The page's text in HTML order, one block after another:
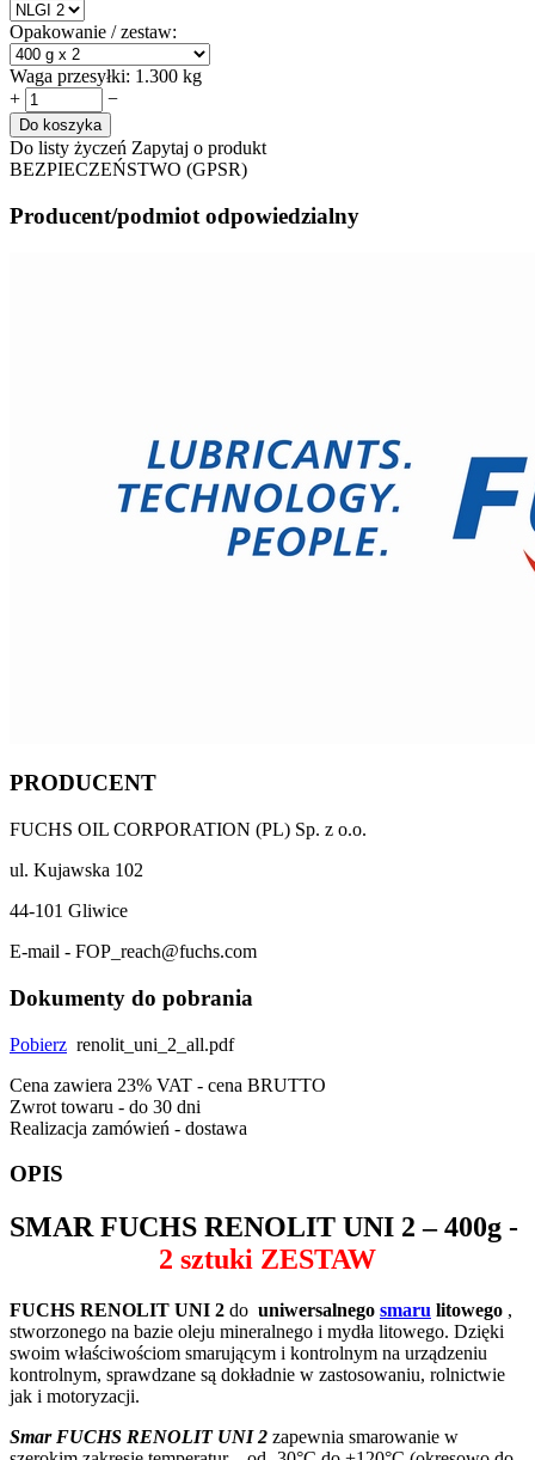
Opakowanie / zestaw:
Waga przesyłki: 1.300 kg
+
−
Do koszyka
Do listy życzeń Zapytaj o produkt
BEZPIECZEŃSTWO (GPSR)
Producent/podmiot odpowiedzialny
PRODUCENT
FUCHS OIL CORPORATION (PL) Sp. z o.o.
ul. Kujawska 102
44-101 Gliwice
E-mail - FOP_reach@fuchs.com
Dokumenty do pobrania
Pobierz renolit_uni_2_all.pdf
Cena zawiera 23% VAT - cena BRUTTO
Zwrot towaru - do 30 dni
Realizacja zamówień - dostawa
OPIS
SMAR FUCHS RENOLIT UNI 2 – 400g -
2 sztuki ZESTAW
FUCHS RENOLIT UNI 2 do uniwersalnego smaru litowego ,
stworzonego na bazie oleju mineralnego i mydła litowego. Dzięki
swoim właściwościom smarującym i kontrolnym na urządzeniu
kontrolnym, sprawdzane są dokładnie w zastosowaniu, rolnictwie
jak i motoryzacji.
Smar FUCHS RENOLIT UNI 2 zapewnia smarowanie w